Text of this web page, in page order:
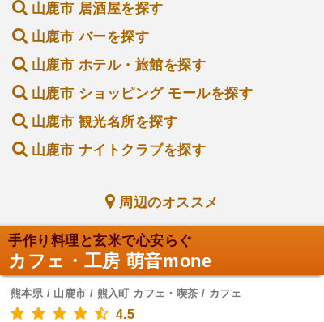
山鹿市 居酒屋を探す
山鹿市 バーを探す
山鹿市 ホテル・旅館を探す
山鹿市 ショッピング モールを探す
山鹿市 観光名所を探す
山鹿市 ナイトクラブを探す
周辺のオススメ
手作り料理と玄米で心安らぐ
カフェ・工房 萌音mone
熊本県 / 山鹿市 / 熊入町 カフェ・喫茶 / カフェ
4.5